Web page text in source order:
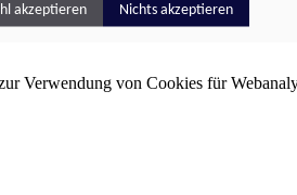
Verwendung von Cookies für
akzeptieren Nichts akzeptieren